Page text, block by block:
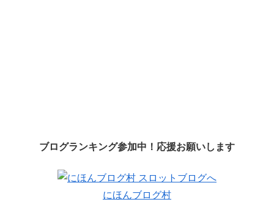
ブログランキング参加中！応援お願いします
にほんブログ村